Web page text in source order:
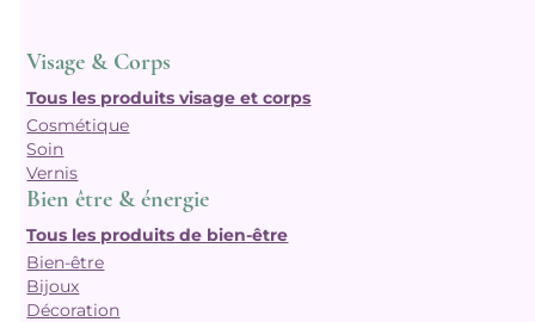
Visage & Corps
Tous les produits visage et corps
Cosmétique
Soin
Vernis
Bien être & énergie
Tous les produits de bien-être
Bien-être
Bijoux
Décoration